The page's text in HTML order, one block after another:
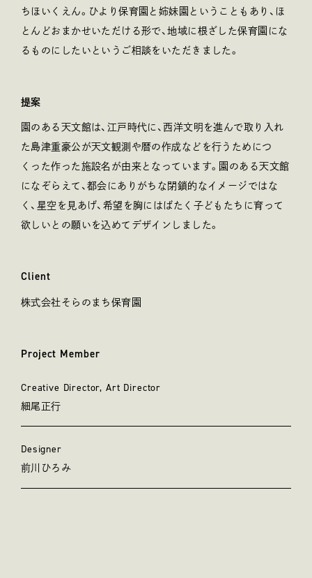
ちほいくえん。ひより保育園と姉妹園ということもあり、ほ
とんどおまかせいただける形で、地域に根ざした保育園にな
るものにしたいというご相談をいただきました。
提案
園のある天文館は、江戸時代に、西洋文明を進んで取り入れ
た島津重豪公が天文観測や暦の作成などを行うためにつ
くった作った施設名が由来となっています。園のある天文館
になぞらえて、都会にありがちな閉鎖的なイメージではな
く、星空を見あげ、希望を胸にはばたく子どもたちに育って
欲しいとの願いを込めてデザインしました。
クライアント
Client
株式会社そらのまち保育園
プロジェクトメンバー
Project Member
Creative Director, Art Director
細尾正行
Designer
前川ひろみ